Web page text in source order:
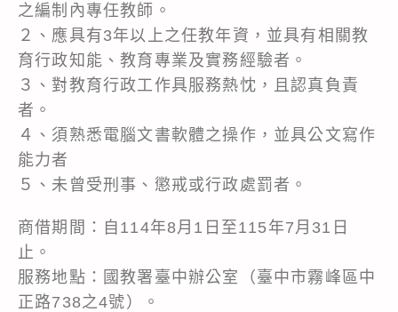
之編制內專任教師。
２、應具有3年以上之任教年資，並具有相關教
育行政知能、教育專業及實務經驗者。
３、對教育行政工作具服務熱忱，且認真負責
者。
４、須熟悉電腦文書軟體之操作，並具公文寫作
能力者
５、未曾受刑事、懲戒或行政處罰者。
商借期間：自114年8月1日至115年7月31日
止。
服務地點：國教署臺中辦公室（臺中市霧峰區中
正路738之4號）。